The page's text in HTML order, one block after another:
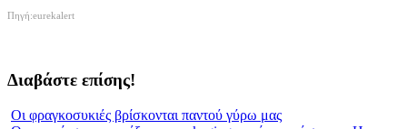
Πηγή:eurekalert
Διαβάστε επίσης!
Οι φραγκοσυκιές βρίσκονται παντού γύρω μας